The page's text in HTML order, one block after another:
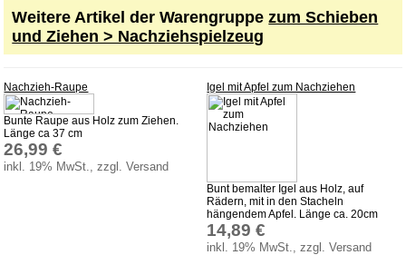
Weihnachten
Zaubertricks
Service
Datenschutz
Weitere Artikel der Warengruppezum Schieben
und Ziehen > Nachziehspielzeug
Nachzieh-Raupe
Bunte Raupe aus Holz zum Ziehen.
Länge ca 37 cm
26,99 €
inkl. 19% MwSt., zzgl. Versand
Igel mit Apfel zum Nachziehen
Bunt bemalter Igel aus Holz, auf
Rädern, mit in den Stacheln
hängendem Apfel. Länge ca. 20cm
14,89 €
inkl. 19% MwSt., zzgl. Versand